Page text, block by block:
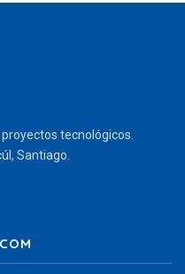
tecnológicos.
Santiago.